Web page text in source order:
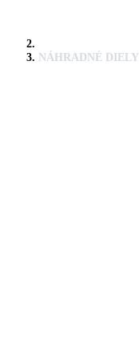
NÁHRADNÉ DIELY